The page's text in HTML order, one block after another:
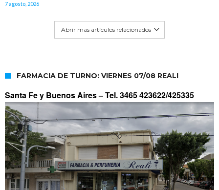
7 agosto, 2026
Abrir mas artículos relacionados
FARMACIA DE TURNO: VIERNES 07/08 REALI
Santa Fe y Buenos Aires –Tel. 3465 423622/425335